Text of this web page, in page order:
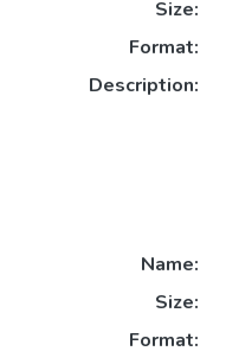
Size:
Format:
Description:
Name:
Size:
Format: